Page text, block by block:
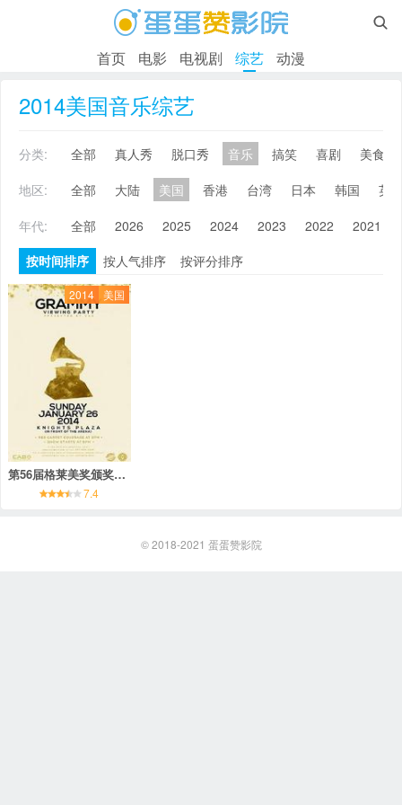

首页 电影 电视剧 综艺 动漫
2014美国音乐综艺
分类: 全部 真人秀 脱口秀 音乐 搞笑 喜剧
美食
地区:
全部 大陆 美国 香港 台湾 日本 韩国
英
年代:
全部 2026 2025 2024 2023 2022 2021
按时间排序
按人气排序 按评分排序
2014 美国
第56届格莱美奖颁奖典礼
7.4
© 2018-2021 蛋蛋赞影院